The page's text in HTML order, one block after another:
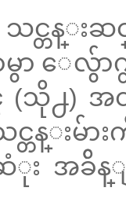
သင္တန္း
ာ ေလွ်ာ
(သို႕) အ
တန္းမ်
း အခ်ိန္